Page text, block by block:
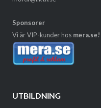
Sponsorer
Vi är VIP-kunder hos mera.se!
UTBILDNING